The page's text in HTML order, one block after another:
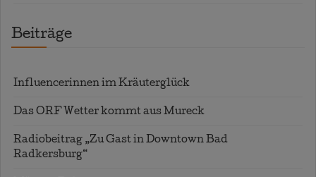
Beiträge
Influencerinnen im Kräuterglück
Das ORF Wetter kommt aus Mureck
Radiobeitrag „Zu Gast in Downtown Bad
Radkersburg“